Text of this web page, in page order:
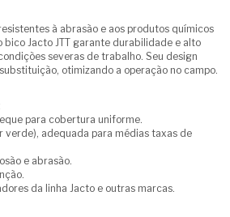
à abrasão e aos produtos químicos
bico Jacto JTT garante durabilidade e alto
severas de trabalho. Seu design
otimizando a operação no campo.
para cobertura uniforme.
verde), adequada para médias taxas de
e abrasão.
da linha Jacto e outras marcas.